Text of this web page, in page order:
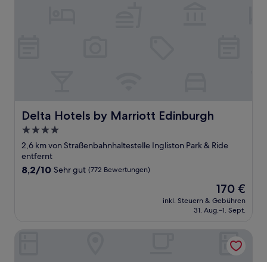
Delta Hotels by Marriott Edinburgh
Delta Hotels by Marriott Edinburgh
4.0-
Sterne-
Unterkunft
2,6 km von Straßenbahnhaltestelle Ingliston Park & Ride
entfernt
8.2
Bewertungen)
8,2/10 Sehr gut (772 Bewertungen)
Der
Preis
beträgt
170 €
inkl. Steuern & Gebühren
31. Aug.–1. Sept.